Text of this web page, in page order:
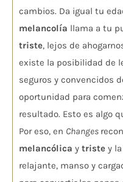
cambios. Da igual tu
melancolía llama a tu
triste, lejos de
existe la posibilidad de
seguros y convencidos
oportunidad para
resultado. Esto es algo
Por eso, en Changes
melancólica y triste y
relajante, manso y